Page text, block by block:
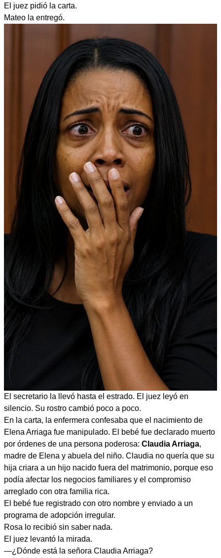
El juez pidió la carta.
Mateo la entregó.
El secretario la llevó hasta el estrado. El juez leyó en
silencio. Su rostro cambió poco a poco.
En la carta, la enfermera confesaba que el nacimiento de
Elena Arriaga fue manipulado. El bebé fue declarado muerto
por órdenes de una persona poderosa: Claudia Arriaga,
madre de Elena y abuela del niño. Claudia no quería que su
hija criara a un hijo nacido fuera del matrimonio, porque eso
podía afectar los negocios familiares y el compromiso
arreglado con otra familia rica.
El bebé fue registrado con otro nombre y enviado a un
programa de adopción irregular.
Rosa lo recibió sin saber nada.
El juez levantó la mirada.
—¿Dónde está la señora Claudia Arriaga?